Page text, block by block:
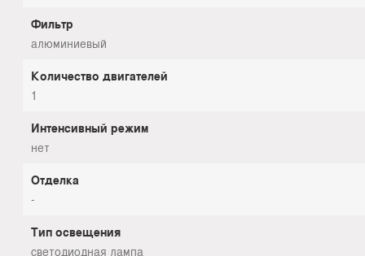
Фильтр
алюминиевый
Количество двигателей
1
Интенсивный режим
нет
Отделка
-
Тип освещения
светодиодная лампа